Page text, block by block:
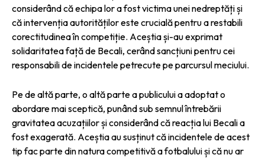
considerând că echipa lor a fost victima unei nedreptăți și
că intervenția autorităților este crucială pentru a restabili
corectitudinea în competiție. Aceștia și-au exprimat
solidaritatea față de Becali, cerând sancțiuni pentru cei
responsabili de incidentele petrecute pe parcursul meciului.
Pe de altă parte, o altă parte a publicului a adoptat o
abordare mai sceptică, punând sub semnul întrebării
gravitatea acuzațiilor și considerând că reacția lui Becali a
fost exagerată. Aceștia au susținut că incidentele de acest
tip fac parte din natura competitivă a fotbalului și că nu ar